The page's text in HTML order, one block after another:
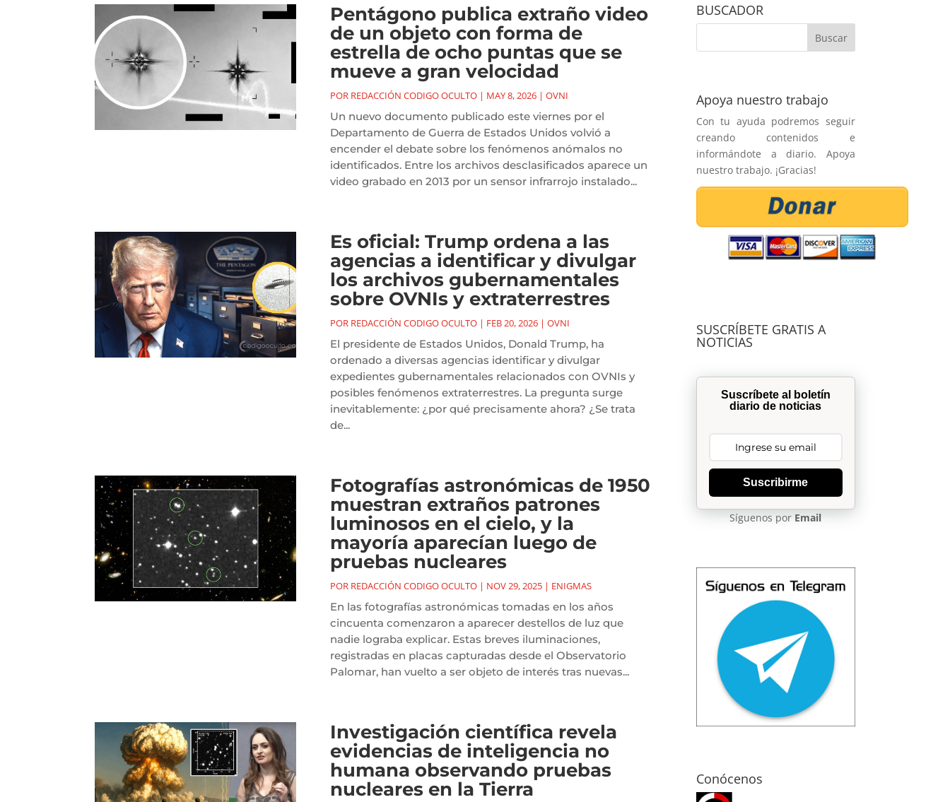
Pentágono publica extraño video
de un objeto con forma de
estrella de ocho puntas que se
mueve a gran velocidad
POR REDACCIÓN CODIGO OCULTO| MAY 8, 2026| OVNI
Un nuevo documento publicado este viernes por el
Departamento de Guerra de Estados Unidos volvió a
encender el debate sobre los fenómenos anómalos no
identificados. Entre los archivos desclasificados aparece un
video grabado en 2013 por un sensor infrarrojo instalado...
Es oficial: Trump ordena a las
agencias a identificar y divulgar
los archivos gubernamentales
sobre OVNIs y extraterrestres
POR REDACCIÓN CODIGO OCULTO| FEB 20, 2026| OVNI
El presidente de Estados Unidos, Donald Trump, ha
ordenado a diversas agencias identificar y divulgar
expedientes gubernamentales relacionados con OVNIs y
posibles fenómenos extraterrestres. La pregunta surge
inevitablemente: ¿por qué precisamente ahora? ¿Se trata
de...
Fotografías astronómicas de 1950
muestran extraños patrones
luminosos en el cielo, y la
mayoría aparecían luego de
pruebas nucleares
POR REDACCIÓN CODIGO OCULTO| NOV 29, 2025| ENIGMAS
En las fotografías astronómicas tomadas en los años
cincuenta comenzaron a aparecer destellos de luz que
nadie lograba explicar. Estas breves iluminaciones,
registradas en placas capturadas desde el Observatorio
Palomar, han vuelto a ser objeto de interés tras nuevas...
Investigación científica revela
evidencias de inteligencia no
humana observando pruebas
nucleares en la Tierra
BUSCADOR
Apoya nuestro trabajo
Con tu ayuda podremos seguir
creando contenidos e
informándote a diario. Apoya
nuestro trabajo. ¡Gracias!
SUSCRÍBETE GRATIS A
NOTICIAS
Suscríbete al boletín
diario de noticias
Suscribirme
Síguenos por Email
Conócenos